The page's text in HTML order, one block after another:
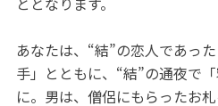
あなたは、“結”の恋人であっ
手」とともに、“結”の通夜で
に。男は、僧侶にもらったお